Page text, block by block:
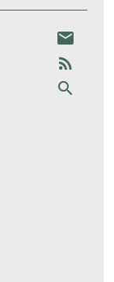
email
rss_feed
search